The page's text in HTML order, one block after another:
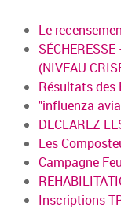
Le
(NIVEAU
Résultats des
"influenza
DECLAREZ
Les
Campagne Feu
Inscriptions